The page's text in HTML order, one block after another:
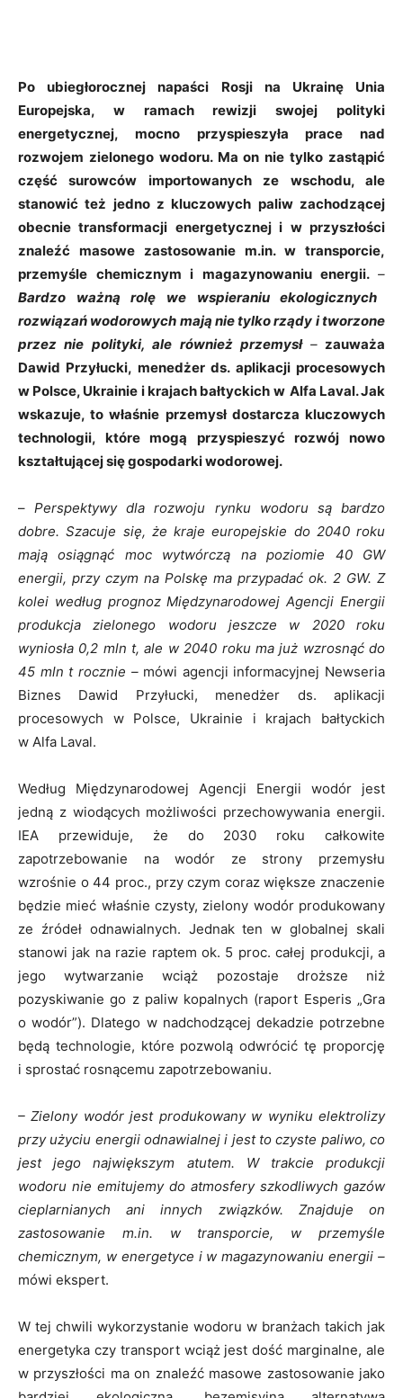
Po ubiegłorocznej napaści Rosji na Ukrainę Unia
Europejska, w ramach rewizji swojej polityki
energetycznej, mocno przyspieszyła prace nad
rozwojem zielonego wodoru. Ma on nie tylko zastąpić
część surowców importowanych ze wschodu, ale
stanowić też jedno z kluczowych paliw zachodzącej
obecnie transformacji energetycznej i w przyszłości
znaleźć masowe zastosowanie m.in. w transporcie,
przemyśle chemicznym i magazynowaniu energii. –
Bardzo ważną rolę we wspieraniu ekologicznych
rozwiązań wodorowych mają nie tylko rządy i tworzone
przez nie polityki, ale również przemysł – zauważa
Dawid Przyłucki, menedżer ds. aplikacji procesowych
w Polsce, Ukrainie i krajach bałtyckich w Alfa Laval. Jak
wskazuje, to właśnie przemysł dostarcza kluczowych
technologii, które mogą przyspieszyć rozwój nowo
kształtującej się gospodarki wodorowej.
–Perspektywy dla rozwoju rynku wodoru są bardzo
dobre. Szacuje się, że kraje europejskie do 2040 roku
mają osiągnąć moc wytwórczą na poziomie 40 GW
energii, przy czym na Polskę ma przypadać ok. 2 GW. Z
kolei według prognoz Międzynarodowej Agencji Energii
produkcja zielonego wodoru jeszcze w 2020 roku
wyniosła 0,2 mln t, ale w 2040 roku ma już wzrosnąć do
45 mln t rocznie –mówi agencji informacyjnej Newseria
Biznes Dawid Przyłucki, menedżer ds. aplikacji
procesowych w Polsce, Ukrainie i krajach bałtyckich
w Alfa Laval.
Według Międzynarodowej Agencji Energii wodór jest
jedną z wiodących możliwości przechowywania energii.
IEA przewiduje, że do 2030 roku całkowite
zapotrzebowanie na wodór ze strony przemysłu
wzrośnie o 44 proc., przy czym coraz większe znaczenie
będzie mieć właśnie czysty, zielony wodór produkowany
ze źródeł odnawialnych. Jednak ten w globalnej skali
stanowi jak na razie raptem ok. 5 proc. całej produkcji, a
jego wytwarzanie wciąż pozostaje droższe niż
pozyskiwanie go z paliw kopalnych (raport Esperis „Gra
o wodór”). Dlatego w nadchodzącej dekadzie potrzebne
będą technologie, które pozwolą odwrócić tę proporcję
i sprostać rosnącemu zapotrzebowaniu.
– Zielony wodór jest produkowany w wyniku elektrolizy
przy użyciu energii odnawialnej i jest to czyste paliwo, co
jest jego największym atutem. W trakcie produkcji
wodoru nie emitujemy do atmosfery szkodliwych gazów
cieplarnianych ani innych związków. Znajduje on
zastosowanie m.in. w transporcie, w przemyśle
chemicznym, w energetyce i w magazynowaniu energii –
mówi ekspert.
W tej chwili wykorzystanie wodoru w branżach takich jak
energetyka czy transport wciąż jest dość marginalne, ale
w przyszłości ma on znaleźć masowe zastosowanie jako